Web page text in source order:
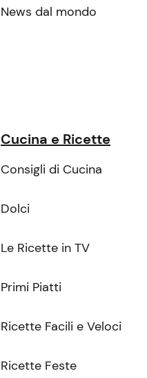
News dal mondo
Cucina e Ricette
Consigli di Cucina
Dolci
Le Ricette in TV
Primi Piatti
Ricette Facili e Veloci
Ricette Feste